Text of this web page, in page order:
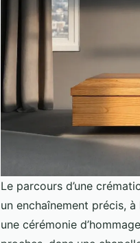
Le parcours d’une
un enchaînement précis,
une cérémonie